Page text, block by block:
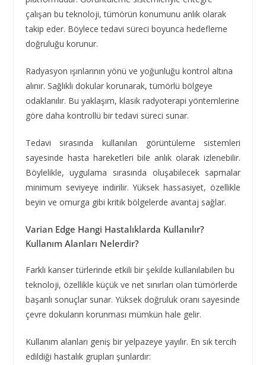
çalışan bu teknoloji, tümörün konumunu anlık olarak
takip eder. Böylece tedavi süreci boyunca hedefleme
doğruluğu korunur.
Radyasyon ışınlarının yönü ve yoğunluğu kontrol altına
alınır. Sağlıklı dokular korunarak, tümörlü bölgeye
odaklanılır. Bu yaklaşım, klasik radyoterapi yöntemlerine
göre daha kontrollü bir tedavi süreci sunar.
Tedavi sırasında kullanılan görüntüleme sistemleri
sayesinde hasta hareketleri bile anlık olarak izlenebilir.
Böylelikle, uygulama sırasında oluşabilecek sapmalar
minimum seviyeye indirilir. Yüksek hassasiyet, özellikle
beyin ve omurga gibi kritik bölgelerde avantaj sağlar.
Varian Edge Hangi Hastalıklarda Kullanılır?
Kullanım Alanları Nelerdir?
Farklı kanser türlerinde etkili bir şekilde kullanılabilen bu
teknoloji, özellikle küçük ve net sınırları olan tümörlerde
başarılı sonuçlar sunar. Yüksek doğruluk oranı sayesinde
çevre dokuların korunması mümkün hale gelir.
Kullanım alanları geniş bir yelpazeye yayılır. En sık tercih
edildiği hastalık grupları şunlardır: